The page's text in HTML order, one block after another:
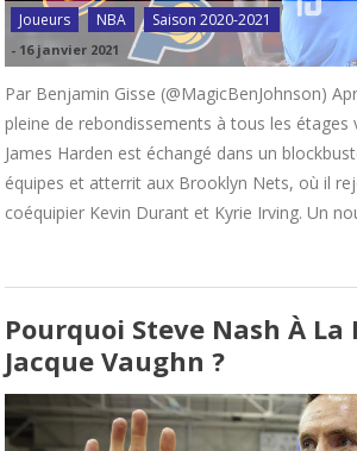
Joueurs NBA Saison 2020-2021
- 16 janvier 2021
Par Benjamin Gisse (@MagicBenJohnson)
pleine de rebondissements à tous les étages
James Harden est échangé dans un
équipes et atterrit aux Brooklyn Nets, où il
coéquipier Kevin Durant et Kyrie Irving. Un
Pourquoi Steve Nash À La
Jacque Vaughn ?